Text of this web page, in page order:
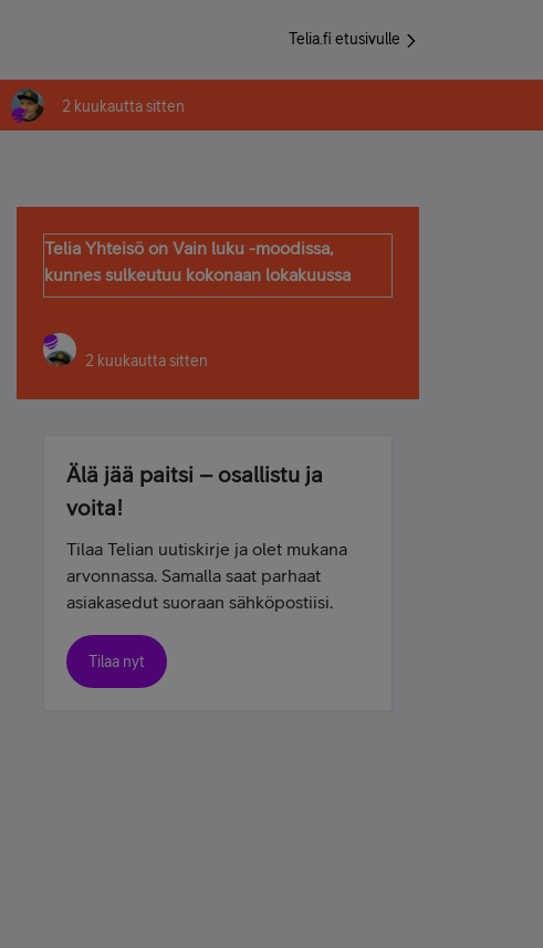
Telia.fi etusivulle
2 kuukautta sitten
Telia Yhteisö on Vain luku -moodissa,
kunnes sulkeutuu kokonaan lokakuussa
2 kuukautta sitten
Älä jää paitsi – osallistu ja
voita!
Tilaa Telian uutiskirje ja olet mukana
arvonnassa. Samalla saat parhaat
asiakasedut suoraan sähköpostiisi.
Tilaa nyt